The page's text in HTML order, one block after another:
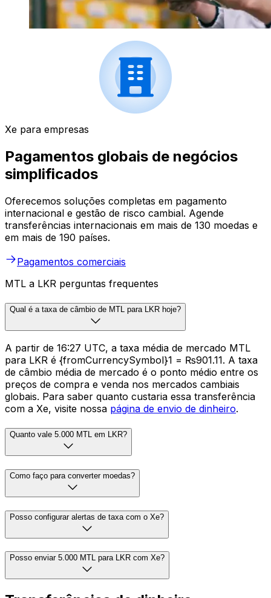
Xe para empresas
Pagamentos globais de negócios
simplificados
Oferecemos soluções completas em pagamento
internacional e gestão de risco cambial. Agende
transferências internacionais em mais de 130 moedas e
em mais de 190 países.
Pagamentos comerciais
MTL a LKR perguntas frequentes
Qual é a taxa de câmbio de MTL para LKR hoje?
A partir de 16:27 UTC, a taxa média de mercado MTL
para LKR é {fromCurrencySymbol}1 = ₨901.11. A taxa
de câmbio média de mercado é o ponto médio entre os
preços de compra e venda nos mercados cambiais
globais. Para saber quanto custaria essa transferência
com a Xe, visite nossa página de envio de dinheiro.
Quanto vale 5.000 MTL em LKR?
Como faço para converter moedas?
Posso configurar alertas de taxa com o Xe?
Posso enviar 5.000 MTL para LKR com Xe?